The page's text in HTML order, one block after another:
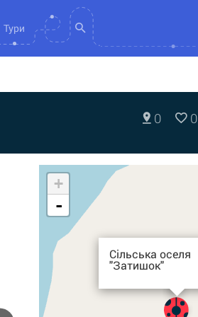
Тури
0 0
Сільська оселя
"Затишок"
+
-